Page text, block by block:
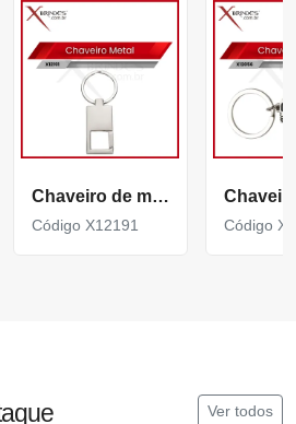
Chaveiro de metal brilhante e espelhado com mosquetão X12191
Código X12191 Código
Ver todos